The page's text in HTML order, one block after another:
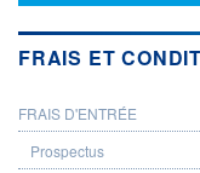
FRAIS ET
PROSPECTUS
FRAIS D'ENTRÉE